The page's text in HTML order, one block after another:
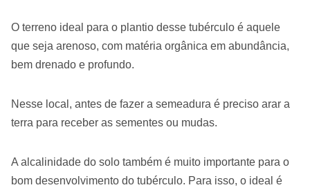
O terreno ideal para o plantio desse tubérculo é aquele
que seja arenoso, com matéria orgânica em abundância,
bem drenado e profundo.
Nesse local, antes de fazer a semeadura é preciso arar a
terra para receber as sementes ou mudas.
A alcalinidade do solo também é muito importante para o
bom desenvolvimento do tubérculo. Para isso, o ideal é